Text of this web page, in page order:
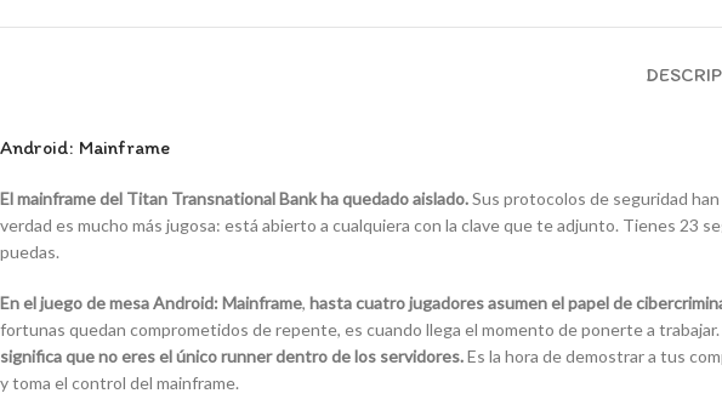
Android: Mainframe
El mainframe del Titan Transnational Bank ha quedado aislado.Sus protocolos de seguridad
verdad es mucho más jugosa: está abierto a cualquiera con la clave que te adjunto. Tienes 23
puedas.
En el juego de mesa Android: Mainframe, hasta cuatro jugadores asumen el papel de
fortunas quedan comprometidos de repente, es cuando llega el momento de ponerte a trabajar.
significa que no eres el único runner dentro de los servidores.Es la hora de demostrar a tus
y toma el control del mainframe.